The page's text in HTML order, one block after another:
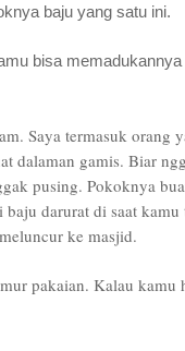
baju yang satu ini.
bisa
Saya termasuk
dalaman gamis. Biar
pusing. Pokoknya
darurat di saat
ke masjid.
pakaian. Kalau kamu